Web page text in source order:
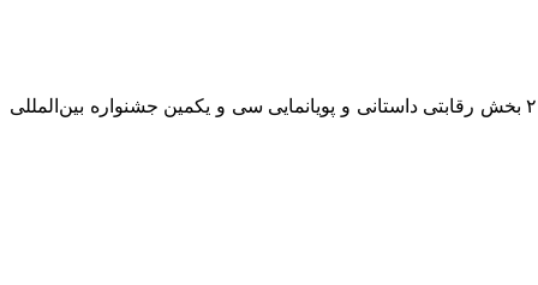
: به نقل از ستاد ارتباطات و اطلاع رسانی سی و یکمین جشنواره بین‌المللی فیلم های کودکان و نوجوانان، اسامی فیلم های کوتاه در ۲ بخش رقابتی داستانی و پویانمایی سی و یکمین جشنواره بین‌المللی